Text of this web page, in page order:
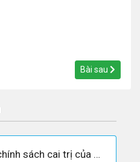
Bài sau
Em có nhận xét gì về chính sách cai trị của nhà Lương đối với Giao Châu?